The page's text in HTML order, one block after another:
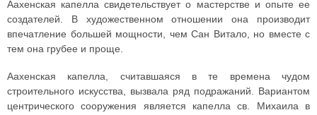
Аахенская капелла свидетельствует о мастерстве и опыте ее
создателей. В художественном отношении она производит
впечатление большей мощности, чем Сан Витало, но вместе с
тем она грубее и проще.
Аахенская капелла, считавшаяся в те времена чудом
строительного искусства, вызвала ряд подражаний. Вариантом
центрического сооружения является капелла св. Михаила в